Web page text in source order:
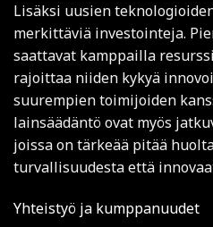
Lisäksi uusien
merkittäviä investointeja.
saattavat kamppailla
rajoittaa niiden kykyä
suurempien toimijoiden
lainsäädäntö ovat myös
joissa on tärkeää pitää
turvallisuudesta että
Yhteistyö ja kumppanuudet